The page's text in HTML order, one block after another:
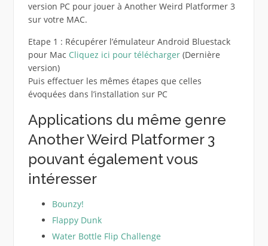
version PC pour jouer à Another Weird Platformer 3
sur votre MAC.
Etape 1 : Récupérer l’émulateur Android Bluestack
pour Mac Cliquez ici pour télécharger(Dernière
version)
Puis effectuer les mêmes étapes que celles
évoquées dans l’installation sur PC
Applications du même genre
Another Weird Platformer 3
pouvant également vous
intéresser
Bounzy!
Flappy Dunk
Water Bottle Flip Challenge